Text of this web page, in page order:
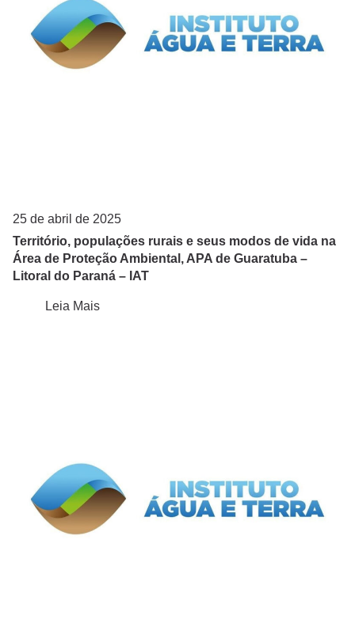
25 de abril de 2025
Território, populações rurais e seus modos de vida na
Área de Proteção Ambiental, APA de Guaratuba –
Litoral do Paraná – IAT
Leia Mais